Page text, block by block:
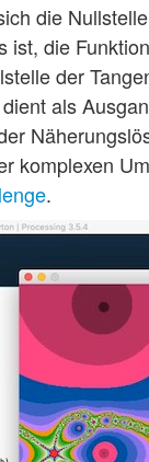
die
ist, die
der
als
komplexen
.